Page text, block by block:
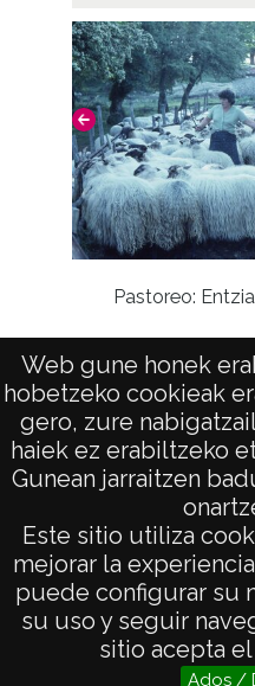
Web gune honek
hobetzeko cookieak
gero, zure
haiek ez erabiltzeko
Gunean jarraitzen
Este sitio utiliza
mejorar la
puede configurar su
su uso y seguir
sitio acepta
Ados /
Pastoreo:
AVISO LEGAL
POLÍTICA DE
ACCESIBILIDAD
ATENCIÓN